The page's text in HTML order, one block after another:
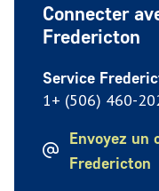
Connecter
Fredericton
Service
1+ (506) 460-
Envoyez un
Fredericton